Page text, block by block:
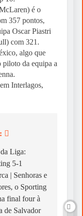
é o
357 pontos,
Oscar Piastri
com 321.
algo que
piloto da equipa a
Interlagos,
Liga:
5-1
| Senhoras e
o Sporting
final four à
de Salvador